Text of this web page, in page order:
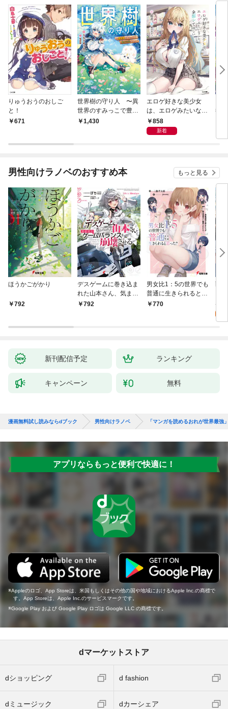
りゅうおうのおしご
と！
671
世界樹の守り人 〜異
世界のすみっこで豊か
な国づくり〜
1,430
エロゲ好きな美少女
は、エロゲみたいなこ
と全部シてほしい【電
子ＳＳ特典付き】
858
新着
行
男性向けラノベのおすすめ本 もっと見る
ほうかごがかり
792
デスゲームに巻き込ま
れた山本さん、気まま
にゲームバランスを崩
792
男女比1：5の世界でも
普通に生きられると思
った？ ～激重感情な
770
戦
活
特
新刊配信予定 ランキング
キャンペーン 無料
漫画無料試し読みならdブック 男性向けラノベ 「マンガを読めるおれが世界最強
アプリならもっと便利で快適に！
Appleのロゴ、App Storeは、米国もしくはその他の国や地域におけるApple Inc.の商標で
す。App Storeは、Apple Inc.のサービスマークです。
Google Play および Google Play ロゴは Google LLC の商標です。
dマーケットストア
dショッピング d fashion
dミュージック dカーシェア